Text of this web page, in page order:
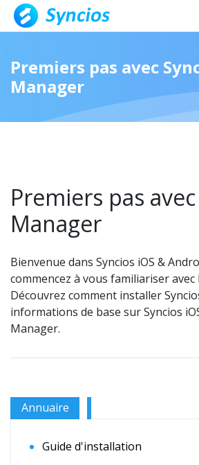
Premiers pas avec
Manager
Premiers pas
Manager
Bienvenue dans Syncios iOS &
commencez à vous familiariser
Découvrez comment installer
informations de base sur Syncios
Manager.
Annuaire
Guide d'installation